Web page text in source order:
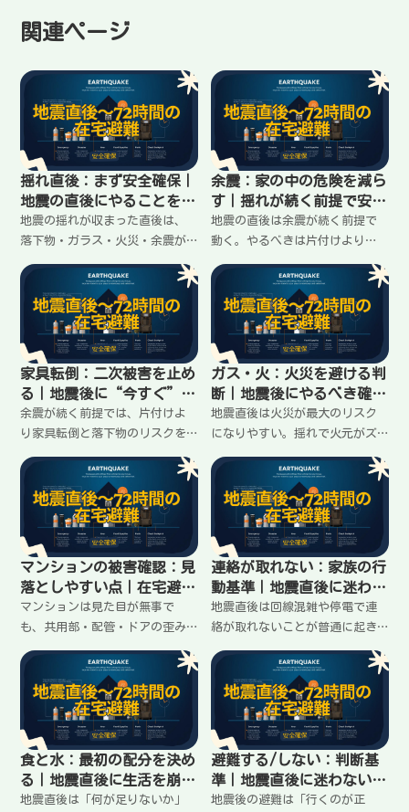
関連ページ
揺れ直後：まず安全確保｜
地震の直後にやることを順
番で整理
地震の揺れが収まった直後は、
落下物・ガラス・火災・余震が
足を守る」「火とガスを確認」
「出口を確保」。家族がいる場
合の声かけ、部屋別の動き、避
難判断の入口まで手順でまとめ
ます。
余震：家の中の危険を減ら
す｜揺れが続く前提で安全
を作る手順
地震の直後は余震が続く前提で
動く。やるべきは片付けより
減らすこと。安全な待機場所を
作り、ガラス・家具・通路・火
元を短時間で整える。家族がい
る場合の役割分担も含めて手順
化します。
家具転倒：二次被害を止め
る｜地震後に“今すぐ”や
る安全化手順
余震が続く前提では、片付けよ
り家具転倒と落下物のリスクを
は「距離を取る」「寝る場所を
変える」「重い物を下ろす」。
後からやる固定方法の考え方も
含め、在宅避難でケガを増やさ
ない段取りをまとめます。
ガス・火：火災を避ける判
断｜地震後にやるべき確認
と行動
地震直後は火災が最大のリスク
になりやすい。揺れで火元がズ
る前提で動く。匂い・音・火元
のチェック、換気の判断、やっ
てはいけない行動、復旧時の注
意まで、在宅避難での安全手順
を整理します。
マンションの被害確認：見
落としやすい点｜在宅避難
できるか判断する
マンションは見た目が無事で
も、共用部・配管・ドアの歪み
出やすい。室内と共用部で確認
する順番、危険サイン、管理側
への共有ポイント、在宅避難を
続ける/避難する判断の入口を整
理します。
連絡が取れない：家族の行
動基準｜地震直後に迷わな
い約束の作り方
地震直後は回線混雑や停電で連
絡が取れないことが普通に起き
い前提」で行動を揃えること。
集合場所・待ち時間・伝える内
容・安否確認の順番を、家族で
決めやすい形にまとめます。
食と水：最初の配分を決め
る｜地震直後に生活を崩さ
ない段取り
地震直後は「何が足りないか」
避難する/しない：判断基
準｜地震直後に迷わない
「残る条件」と「出る条
地震後の避難は「行くのが正